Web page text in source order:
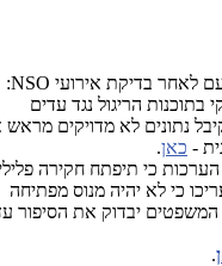
NSO
:
בתוכנות הריגול נגד עדים
לא מדויקים מראש אגף
כאן.
כי תיפתח חקירה פלילית
לא יהיה מנוס מפתיחה
יבדוק את הסיפור עד